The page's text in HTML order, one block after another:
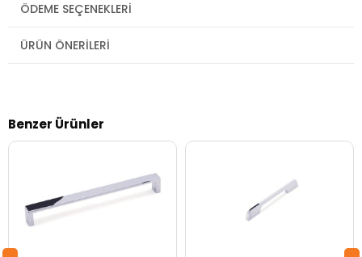
ÖDEME SEÇENEKLERI
ÜRÜN ÖNERILERI
Benzer Ürünler